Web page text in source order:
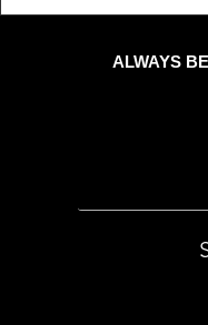
ALWAYS